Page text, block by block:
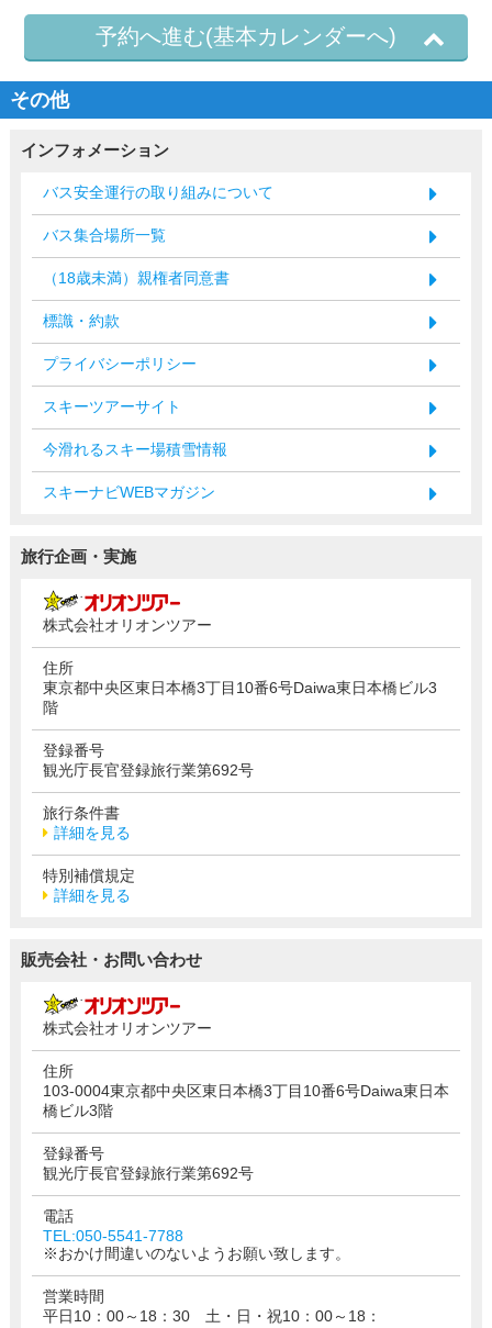
予約へ進む(基本カレンダーへ)
その他
インフォメーション
バス安全運行の取り組みについて
バス集合場所一覧
（18歳未満）親権者同意書
標識・約款
プライバシーポリシー
スキーツアーサイト
今滑れるスキー場積雪情報
スキーナビWEBマガジン
旅行企画・実施
株式会社オリオンツアー
住所
東京都中央区東日本橋3丁目10番6号Daiwa東日本橋ビル3
階
登録番号
観光庁長官登録旅行業第692号
旅行条件書
詳細を見る
特別補償規定
詳細を見る
販売会社・お問い合わせ
株式会社オリオンツアー
住所
103-0004東京都中央区東日本橋3丁目10番6号Daiwa東日本
橋ビル3階
登録番号
観光庁長官登録旅行業第692号
電話
TEL:050-5541-7788
※おかけ間違いのないようお願い致します。
営業時間
平日10：00～18：30 土・日・祝10：00～18：